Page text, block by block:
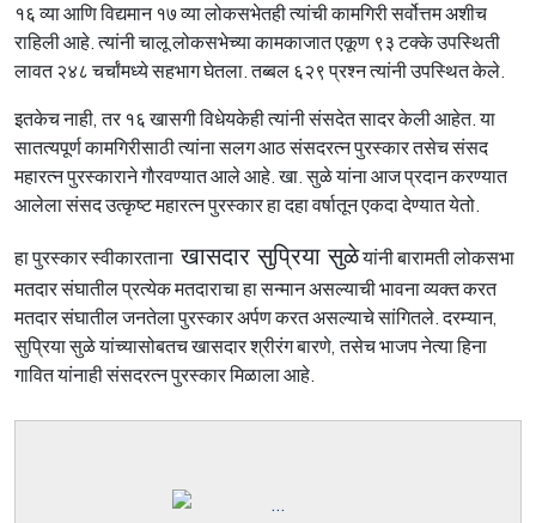
१६ व्या आणि विद्यमान १७ व्या लोकसभेतही त्यांची कामगिरी सर्वोत्तम अशीच
राहिली आहे. त्यांनी चालू लोकसभेच्या कामकाजात एकूण ९३ टक्के उपस्थिती
लावत २४८ चर्चांमध्ये सहभाग घेतला. तब्बल ६२९ प्रश्न त्यांनी उपस्थित केले.
इतकेच नाही, तर १६ खासगी विधेयकेही त्यांनी संसदेत सादर केली आहेत. या
सातत्यपूर्ण कामगिरीसाठी त्यांना सलग आठ संसदरत्न पुरस्कार तसेच संसद
महारत्न पुरस्काराने गाैरवण्यात आले आहे. खा. सुळे यांना आज प्रदान करण्यात
आलेला संसद उत्कृष्ट महारत्न पुरस्कार हा दहा वर्षातून एकदा देण्यात येतो.
हा पुरस्कार स्वीकारताना खासदार सुप्रिया सुळेयांनी बारामती लोकसभा
मतदार संघातील प्रत्येक मतदाराचा हा सन्मान असल्याची भावना व्यक्त करत
मतदार संघातील जनतेला पुरस्कार अर्पण करत असल्याचे सांगितले. दरम्यान,
सुप्रिया सुळे यांच्यासोबतच खासदार श्रीरंग बारणे, तसेच भाजप नेत्या हिना
गावित यांनाही संसदरत्न पुरस्कार मिळाला आहे.